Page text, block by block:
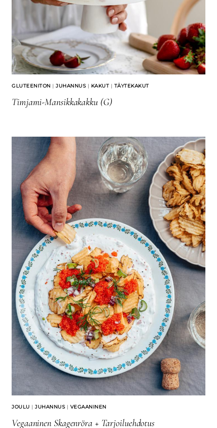
GLUTEENITON | JUHANNUS | KAKUT | TÄYTEKAKUT
Timjami-Mansikkakakku (G)
JOULU | JUHANNUS | VEGAANINEN
Vegaaninen Skagenröra + Tarjoiluehdotus